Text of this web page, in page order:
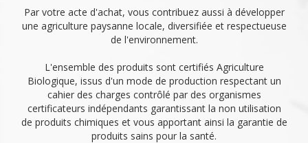
Par votre acte d'achat, vous contribuez aussi à développer
une agriculture paysanne locale, diversifiée et respectueuse
de l'environnement.
L'ensemble des produits sont certifiés Agriculture
Biologique, issus d'un mode de production respectant un
cahier des charges contrôlé par des organismes
certificateurs indépendants garantissant la non utilisation
de produits chimiques et vous apportant ainsi la garantie de
produits sains pour la santé.